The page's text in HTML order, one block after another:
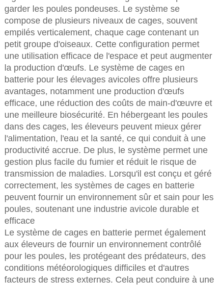
garder les poules pondeuses. Le système se
compose de plusieurs niveaux de cages, souvent
empilés verticalement, chaque cage contenant un
petit groupe d'oiseaux. Cette configuration permet
une utilisation efficace de l'espace et peut augmenter
la production d'œufs. Le système de cages en
batterie pour les élevages avicoles offre plusieurs
avantages, notamment une production d'œufs
efficace, une réduction des coûts de main-d'œuvre et
une meilleure biosécurité. En hébergeant les poules
dans des cages, les éleveurs peuvent mieux gérer
l'alimentation, l'eau et la santé, ce qui conduit à une
productivité accrue. De plus, le système permet une
gestion plus facile du fumier et réduit le risque de
transmission de maladies. Lorsqu'il est conçu et géré
correctement, les systèmes de cages en batterie
peuvent fournir un environnement sûr et sain pour les
poules, soutenant une industrie avicole durable et
efficace
Le système de cages en batterie permet également
aux éleveurs de fournir un environnement contrôlé
pour les poules, les protégeant des prédateurs, des
conditions météorologiques difficiles et d'autres
facteurs de stress externes. Cela peut conduire à une